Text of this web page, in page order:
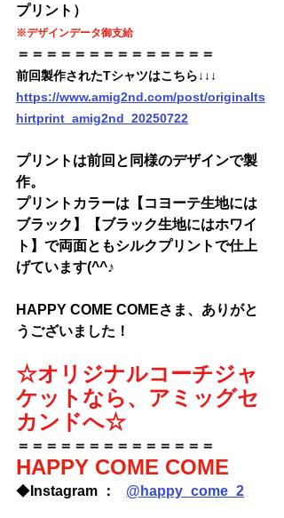
プリント）
※デザインデータ御支給
＝＝＝＝＝＝＝＝＝＝＝＝＝＝
前回製作されたTシャツはこちら↓↓↓
https://www.amig2nd.com/post/originalts
hirtprint_amig2nd_20250722
プリントは前回と同様のデザインで製
作。
プリントカラーは【コヨーテ生地には
ブラック】【ブラック生地にはホワイ
ト】で両面ともシルクプリントで仕上
げています(^^♪
HAPPY COME COMEさま 、 ありがと
うございました！
☆オリジナルコーチジャ
ケットなら、アミッグセ
カンドへ☆
＝＝＝＝＝＝＝＝＝＝＝＝＝＝
HAPPY COME COME
◆ Instagram ： @ happy_come_2